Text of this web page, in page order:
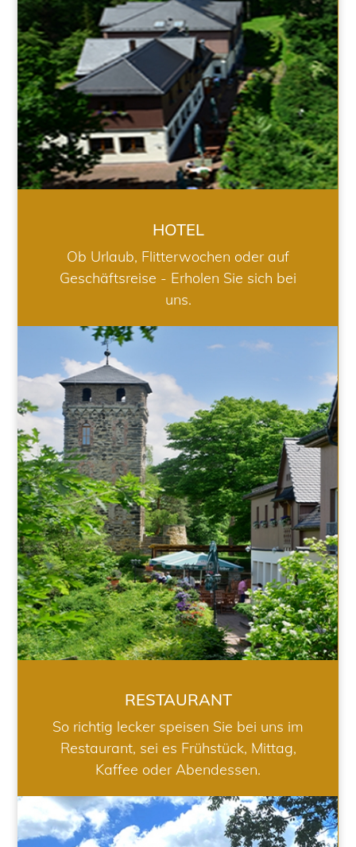
HOTEL
HOTEL
Ob Urlaub, Flitterwochen oder auf
Geschäftsreise - Erholen Sie sich bei
uns.
RESTAURANT
RESTAURANT
So richtig lecker speisen Sie bei uns im
Restaurant, sei es Frühstück, Mittag,
Kaffee oder Abendessen.